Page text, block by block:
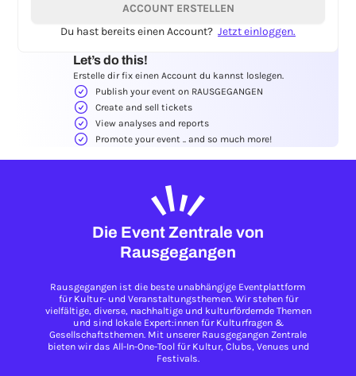
Let’s do this!
Erstelle dir fix einen Account du kannst loslegen.
Publish your event on RAUSGEGANGEN
Create and sell tickets
View analyses and reports
Promote your event .. and so much more!
ACCOUNT ERSTELLEN
Du hast bereits einen Account? Jetzt einloggen.
Die Event Zentrale von
Rausgegangen
Rausgegangen ist die beste unabhängige Eventplattform
für Kultur- und Veranstaltungsthemen. Wir stehen für
vielfältige, diverse, nachhaltige und kulturfördernde Themen
und sind lokale Expert:innen für Kulturfragen &
Gesellschaftsthemen. Mit unserer Rausgegangen Zentrale
bieten wir das All-In-One-Tool für Kultur, Clubs, Venues und
Festivals.